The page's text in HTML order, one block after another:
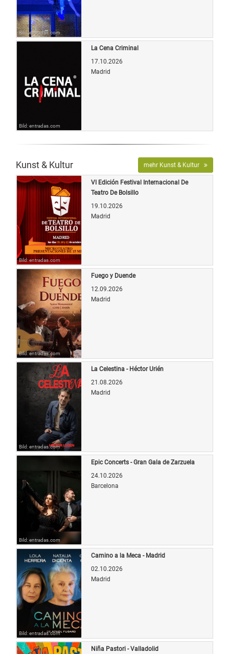
Bild: entradas.com
Bild: entradas.com
La Cena Criminal
17.10.2026
Madrid
Kunst & Kultur mehr Kunst & Kultur
Bild: entradas.com
VI Edición Festival Internacional De
Teatro De Bolsillo
19.10.2026
Madrid
Bild: entradas.com
Fuego y Duende
12.09.2026
Madrid
Bild: entradas.com
La Celestina - Héctor Urién
21.08.2026
Madrid
Bild: entradas.com
Epic Concerts - Gran Gala de Zarzuela
24.10.2026
Barcelona
Bild: entradas.com
Camino a la Meca - Madrid
02.10.2026
Madrid
Niña Pastori - Valladolid